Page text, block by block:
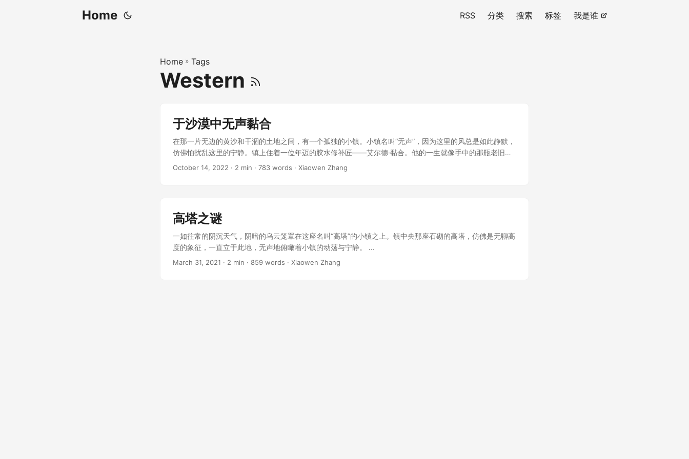
Home RSS 分类 搜索 标签 我是谁
Home » Tags
Western
于沙漠中无声黏合
在那一片无边的黄沙和干涸的土地之间，有一个孤独的小镇。小镇名叫“无声”，因为这里的风总是如此静默，
仿佛怕扰乱这里的宁静。镇上住着一位年迈的胶水修补匠——艾尔德·黏合。他的一生就像手中的那瓶老旧胶
水，无数次地尝试把破碎的事物重新缝合。 ...
October 14, 2022 · 2 min · 783 words · Xiaowen Zhang
高塔之谜
一如往常的阴沉天气，阴暗的乌云笼罩在这座名叫“高塔”的小镇之上。镇中央那座石砌的高塔，仿佛是无聊高
度的象征，一直立于此地，无声地俯瞰着小镇的动荡与宁静。 ...
March 31, 2021 · 2 min · 859 words · Xiaowen Zhang